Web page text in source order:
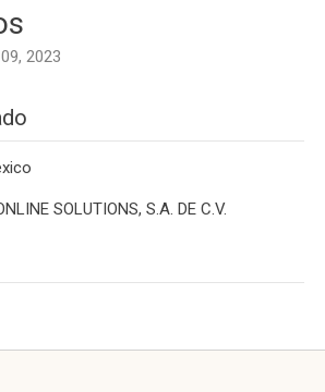
2023
SOLUTIONS, S.A. DE C.V.